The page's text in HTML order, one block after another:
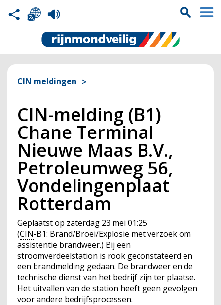
CIN meldingen
CIN-melding (B1)
Chane Terminal
Nieuwe Maas B.V.,
Petroleumweg 56,
Vondelingenplaat
Rotterdam
Geplaatst op zaterdag 23 mei 01:25
(CIN-B1: Brand/Broei/Explosie met verzoek om
assistentie brandweer.) Bij een
stroomverdeelstation is rook geconstateerd en
een brandmelding gedaan. De brandweer en de
technische dienst van het bedrijf zijn ter plaatse.
Het uitvallen van de station heeft geen gevolgen
voor andere bedrijfsprocessen.